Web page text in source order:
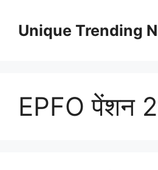
contentUnique Trending
EPFO पेंशन